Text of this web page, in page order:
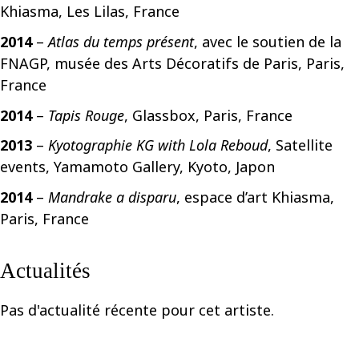
Khiasma, Les Lilas, France
2014–Atlas du temps présent, avec le soutien de la
FNAGP, musée des Arts Décoratifs de Paris, Paris,
France
2014– Tapis Rouge, Glassbox, Paris, France
2013 – Kyotographie KG with Lola Reboud, Satellite
events, Yamamoto Gallery, Kyoto, Japon
2014– Mandrake a disparu, espace d’art Khiasma,
Paris, France
Actualités
Pas d'actualité récente pour cet artiste.